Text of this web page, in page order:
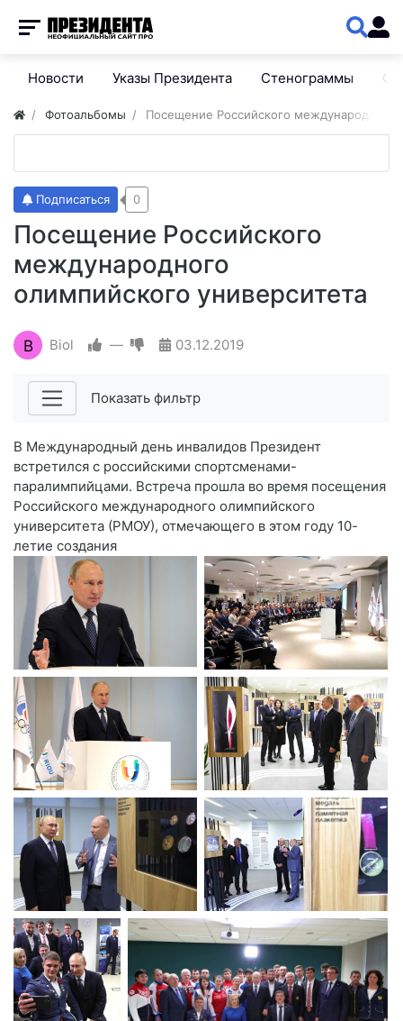
Новости Указы Президента Стенограммы
Фотоальбомы Посещение Российского международного
Посещение Российского
международного
олимпийского университета
Подписаться 0
B Biol — 03.12.2019
Показать фильтр
В Международный день инвалидов Президент
встретился с российскими спортсменами-
паралимпийцами. Встреча прошла во время посещения
Российского международного олимпийского
университета (РМОУ), отмечающего в этом году 10-
летие создания